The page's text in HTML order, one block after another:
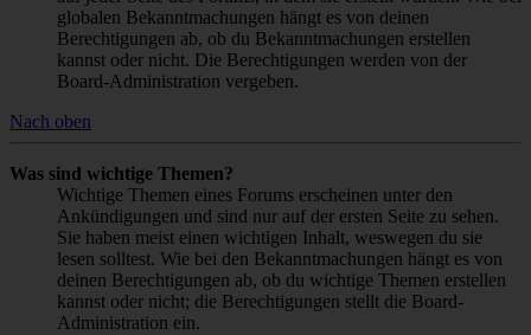
globalen Bekanntmachungen hängt es von deinen
Berechtigungen ab, ob du Bekanntmachungen erstellen
kannst oder nicht. Die Berechtigungen werden von der
Board-Administration vergeben.
Nach oben
Was sind wichtige Themen?
Wichtige Themen eines Forums erscheinen unter den
Ankündigungen und sind nur auf der ersten Seite zu sehen.
Sie haben meist einen wichtigen Inhalt, weswegen du sie
lesen solltest. Wie bei den Bekanntmachungen hängt es von
deinen Berechtigungen ab, ob du wichtige Themen erstellen
kannst oder nicht; die Berechtigungen stellt die Board-
Administration ein.